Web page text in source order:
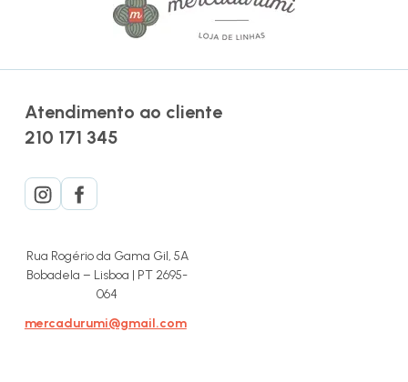
Atendimento ao cliente
210 171 345
Rua Rogério da Gama Gil, 5A
Bobadela – Lisboa | PT 2695-
064
mercadurumi@gmail.com